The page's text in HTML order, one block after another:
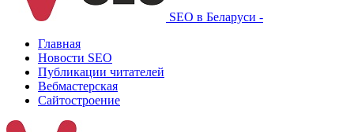
SEO в Беларуси -
Главная
Новости SEO
Публикации читателей
Вебмастерская
Сайтостроение